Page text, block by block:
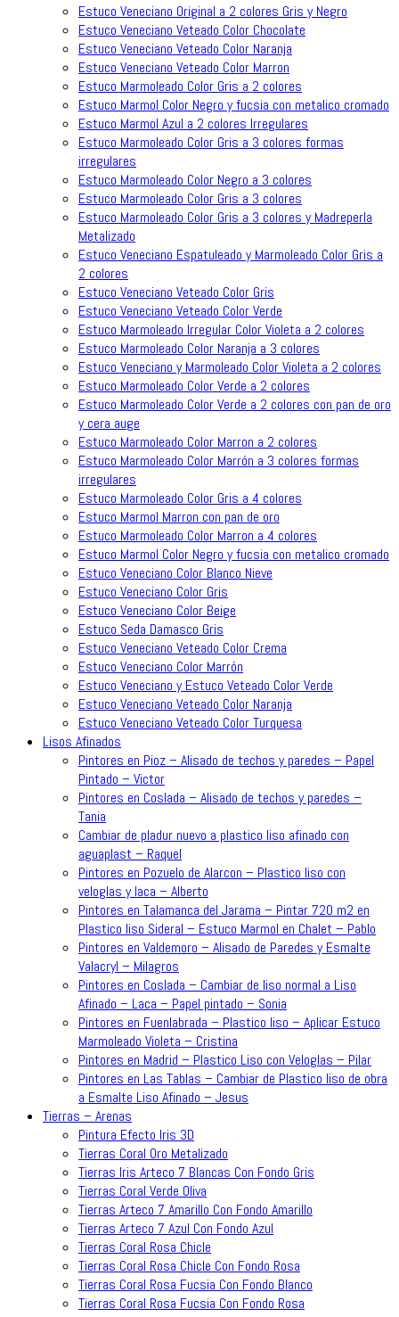
Estuco Veneciano Original a 2 colores Gris y Negro
Estuco Veneciano Veteado Color Chocolate
Estuco Veneciano Veteado Color Naranja
Estuco Veneciano Veteado Color Marron
Estuco Marmoleado Color Gris a 2 colores
Estuco Marmol Color Negro y fucsia con metalico cromado
Estuco Marmol Azul a 2 colores Irregulares
Estuco Marmoleado Color Gris a 3 colores formas
irregulares
Estuco Marmoleado Color Negro a 3 colores
Estuco Marmoleado Color Gris a 3 colores
Estuco Marmoleado Color Gris a 3 colores y Madreperla
Metalizado
Estuco Veneciano Espatuleado y Marmoleado Color Gris a
2 colores
Estuco Veneciano Veteado Color Gris
Estuco Veneciano Veteado Color Verde
Estuco Marmoleado Irregular Color Violeta a 2 colores
Estuco Marmoleado Color Naranja a 3 colores
Estuco Veneciano y Marmoleado Color Violeta a 2 colores
Estuco Marmoleado Color Verde a 2 colores
Estuco Marmoleado Color Verde a 2 colores con pan de oro
y cera auge
Estuco Marmoleado Color Marron a 2 colores
Estuco Marmoleado Color Marrón a 3 colores formas
irregulares
Estuco Marmoleado Color Gris a 4 colores
Estuco Marmol Marron con pan de oro
Estuco Marmoleado Color Marron a 4 colores
Estuco Marmol Color Negro y fucsia con metalico cromado
Estuco Veneciano Color Blanco Nieve
Estuco Veneciano Color Gris
Estuco Veneciano Color Beige
Estuco Seda Damasco Gris
Estuco Veneciano Veteado Color Crema
Estuco Veneciano Color Marrón
Estuco Veneciano y Estuco Veteado Color Verde
Estuco Veneciano Veteado Color Naranja
Estuco Veneciano Veteado Color Turquesa
Lisos Afinados
Pintores en Pioz – Alisado de techos y paredes – Papel
Pintado – Victor
Pintores en Coslada – Alisado de techos y paredes –
Tania
Cambiar de pladur nuevo a plastico liso afinado con
aguaplast – Raquel
Pintores en Pozuelo de Alarcon – Plastico liso con
veloglas y laca – Alberto
Pintores en Talamanca del Jarama – Pintar 720 m2 en
Plastico liso Sideral – Estuco Marmol en Chalet – Pablo
Pintores en Valdemoro – Alisado de Paredes y Esmalte
Valacryl – Milagros
Pintores en Coslada – Cambiar de liso normal a Liso
Afinado – Laca – Papel pintado – Sonia
Pintores en Fuenlabrada – Plastico liso – Aplicar Estuco
Marmoleado Violeta – Cristina
Pintores en Madrid – Plastico Liso con Veloglas – Pilar
Pintores en Las Tablas – Cambiar de Plastico liso de obra
a Esmalte Liso Afinado – Jesus
Tierras – Arenas
Pintura Efecto Iris 3D
Tierras Coral Oro Metalizado
Tierras Iris Arteco 7 Blancas Con Fondo Gris
Tierras Coral Verde Oliva
Tierras Arteco 7 Amarillo Con Fondo Amarillo
Tierras Arteco 7 Azul Con Fondo Azul
Tierras Coral Rosa Chicle
Tierras Coral Rosa Chicle Con Fondo Rosa
Tierras Coral Rosa Fucsia Con Fondo Blanco
Tierras Coral Rosa Fucsia Con Fondo Rosa